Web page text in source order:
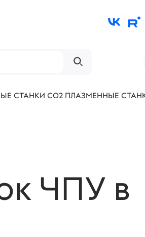
СТАНКИ СО2 ПЛАЗМЕННЫЕ
ЧПУ в